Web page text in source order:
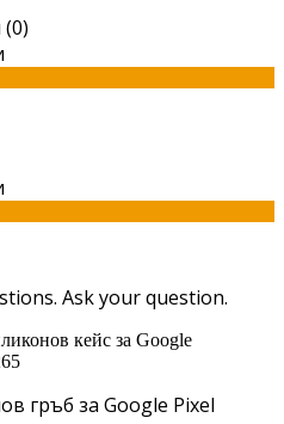
Ask your question.
гръб за Google Pixel